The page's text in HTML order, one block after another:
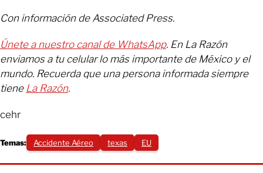
Con información de Associated Press.
Únete a nuestro canal de WhatsApp. En La Razón
enviamos a tu celular lo más importante de México y el
mundo. Recuerda que una persona informada siempre
tiene La Razón.
cehr
Temas: Accidente Aéreo texas EU